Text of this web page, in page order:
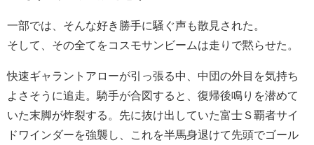
一部では、そんな好き勝手に騒ぐ声も散見された。
そして、その全てをコスモサンビームは走りで黙らせた。
快速ギャラントアローが引っ張る中、中団の外目を気持ち
よさそうに追走。騎手が合図すると、復帰後鳴りを潜めて
いた末脚が炸裂する。先に抜け出していた富士Ｓ覇者サイ
ドワインダーを強襲し、これを半馬身退けて先頭でゴール